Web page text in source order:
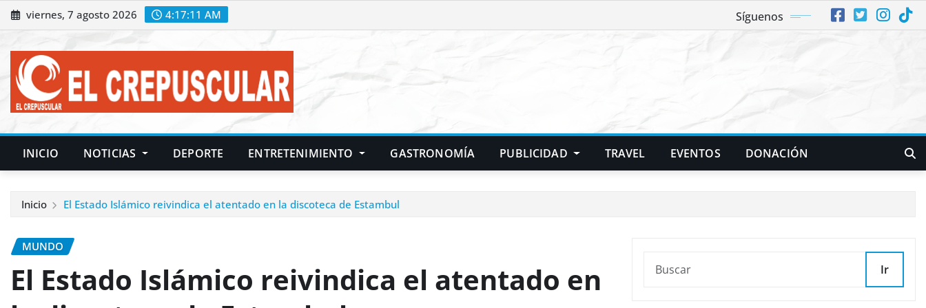
Saltar
al
viernes, 7 agosto 2026 4:17:12 AM Síguenos
INICIO NOTICIAS DEPORTE ENTRETENIMIENTO GASTRONOMÍA PUBLICIDAD TRAVEL EVENTOS DONACIÓN
Inicio El Estado Islámico reivindica el atentado en la discoteca de Estambul
MUNDO
El Estado Islámico reivindica el atentado en
Ir